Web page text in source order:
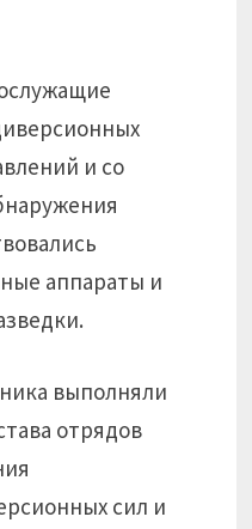
и со
аппараты и
выполняли
отрядов
сил и